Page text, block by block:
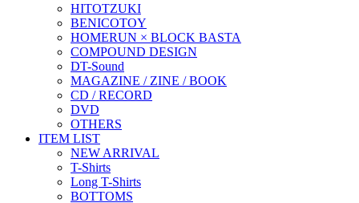
HITOTZUKI
BENICOTOY
HOMERUN × BLOCK BASTA
COMPOUND DESIGN
DT-Sound
MAGAZINE / ZINE / BOOK
CD / RECORD
DVD
OTHERS
ITEM LIST
NEW ARRIVAL
T-Shirts
Long T-Shirts
BOTTOMS